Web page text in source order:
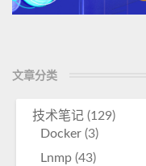
文章分类
技术笔记 (129)
Docker (3)
Lnmp (43)